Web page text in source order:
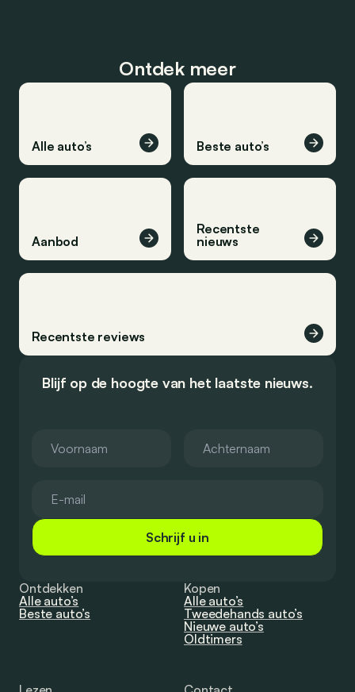
Ontdek meer
Alle auto’s Beste auto’s
Aanbod
Recentste
nieuws
Recentste reviews
Blijf op de hoogte van het laatste nieuws.
Schrijf u in
Ontdekken
Alle auto’s
Beste auto’s
Kopen
Alle auto’s
Tweedehands auto’s
Nieuwe auto’s
Oldtimers